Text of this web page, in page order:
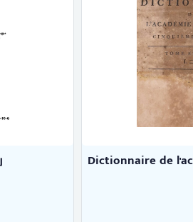
Dictionnaire de